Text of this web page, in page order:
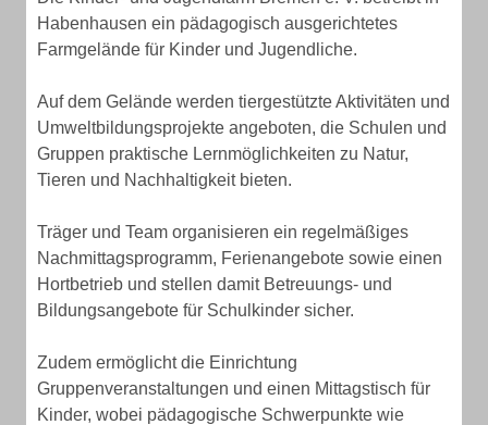
Habenhausen ein pädagogisch ausgerichtetes
Farmgelände für Kinder und Jugendliche.
Auf dem Gelände werden tiergestützte Aktivitäten und
Umweltbildungsprojekte angeboten, die Schulen und
Gruppen praktische Lernmöglichkeiten zu Natur,
Tieren und Nachhaltigkeit bieten.
Träger und Team organisieren ein regelmäßiges
Nachmittagsprogramm, Ferienangebote sowie einen
Hortbetrieb und stellen damit Betreuungs- und
Bildungsangebote für Schulkinder sicher.
Zudem ermöglicht die Einrichtung
Gruppenveranstaltungen und einen Mittagstisch für
Kinder, wobei pädagogische Schwerpunkte wie